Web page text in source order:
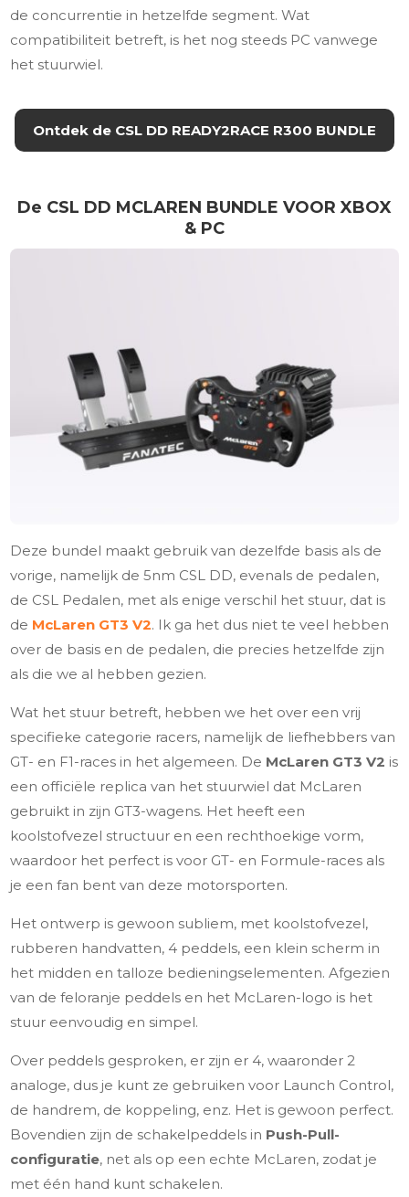
de concurrentie in hetzelfde segment. Wat
compatibiliteit betreft, is het nog steeds PC vanwege
het stuurwiel.
Ontdek de CSL DD READY2RACE R300 BUNDLE
De CSL DD MCLAREN BUNDLE VOOR XBOX
& PC
Deze bundel maakt gebruik van dezelfde basis als de
vorige, namelijk de 5nm CSL DD, evenals de pedalen,
de CSL Pedalen, met als enige verschil het stuur, dat is
de McLaren GT3 V2. Ik ga het dus niet te veel hebben
over de basis en de pedalen, die precies hetzelfde zijn
als die we al hebben gezien.
Wat het stuur betreft, hebben we het over een vrij
specifieke categorie racers, namelijk de liefhebbers van
GT- en F1-races in het algemeen. De McLaren GT3 V2 is
een officiële replica van het stuurwiel dat McLaren
gebruikt in zijn GT3-wagens. Het heeft een
koolstofvezel structuur en een rechthoekige vorm,
waardoor het perfect is voor GT- en Formule-races als
je een fan bent van deze motorsporten.
Het ontwerp is gewoon subliem, met koolstofvezel,
rubberen handvatten, 4 peddels, een klein scherm in
het midden en talloze bedieningselementen. Afgezien
van de feloranje peddels en het McLaren-logo is het
stuur eenvoudig en simpel.
Over peddels gesproken, er zijn er 4, waaronder 2
analoge, dus je kunt ze gebruiken voor Launch Control,
de handrem, de koppeling, enz. Het is gewoon perfect.
Bovendien zijn de schakelpeddels in Push-Pull-
configuratie, net als op een echte McLaren, zodat je
met één hand kunt schakelen.